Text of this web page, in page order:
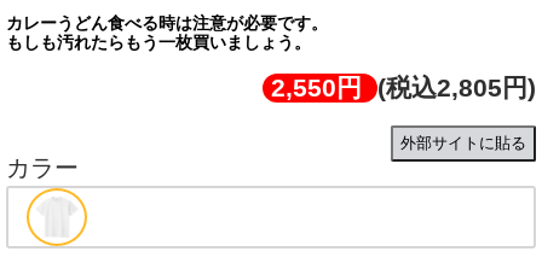
カレーうどん食べる時は注意が必要です。
もしも汚れたらもう一枚買いましょう。
2,550円 (税込2,805円)
外部サイトに貼る
カラー